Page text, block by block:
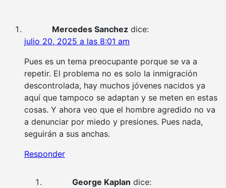
Mercedes Sanchez dice:
julio 20, 2025 a las 8:01 am
Pues es un tema preocupante porque se va a
repetir. El problema no es solo la inmigración
descontrolada, hay muchos jóvenes nacidos ya
aquí que tampoco se adaptan y se meten en estas
cosas. Y ahora veo que el hombre agredido no va
a denunciar por miedo y presiones. Pues nada,
seguirán a sus anchas.
Responder
George Kaplan dice: